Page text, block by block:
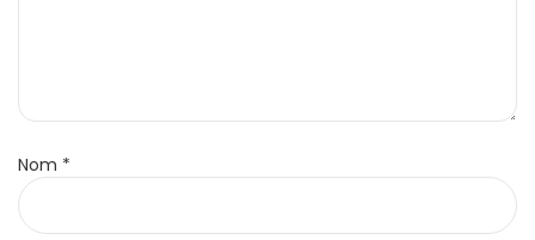
Nom *